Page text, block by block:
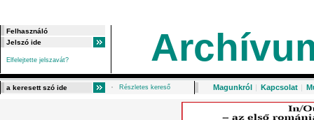
Elfelejtette jelszavát?
Részletes kereső Magunkról | Kapcsolat |